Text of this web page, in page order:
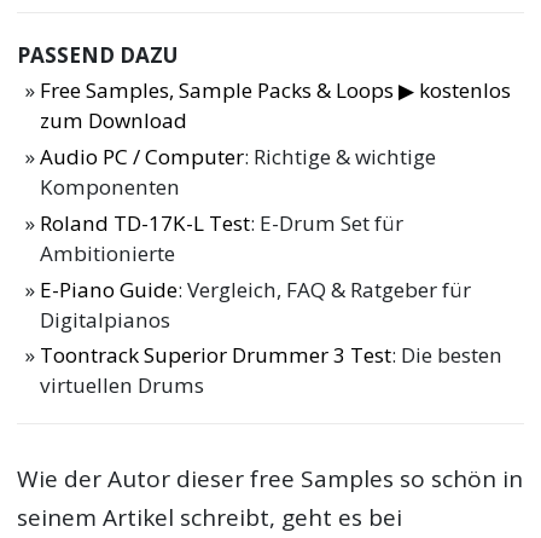
PASSEND DAZU
Free Samples, Sample Packs & Loops ▶ kostenlos
zum Download
Audio PC / Computer: Richtige & wichtige
Komponenten
Roland TD-17K-L Test: E-Drum Set für
Ambitionierte
E-Piano Guide: Vergleich, FAQ & Ratgeber für
Digitalpianos
Toontrack Superior Drummer 3 Test: Die besten
virtuellen Drums
Wie der Autor dieser free Samples so schön in
seinem Artikel schreibt, geht es bei